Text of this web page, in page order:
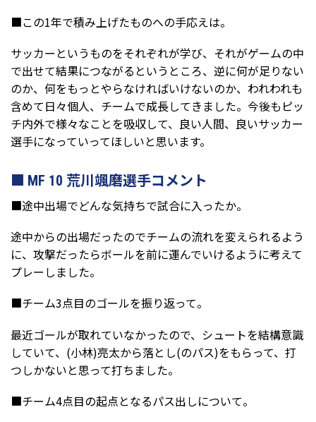
■この1年で積み上げたものへの手応えは。
サッカーというものをそれぞれが学び、それがゲームの中
で出せて結果につながるというところ、逆に何が足りない
のか、何をもっとやらなければいけないのか、われわれも
含めて日々個人、チームで成長してきました。今後もピッ
チ内外で様々なことを吸収して、良い人間、良いサッカー
選手になっていってほしいと思います。
MF 10 荒川颯磨選手コメント
■途中出場でどんな気持ちで試合に入ったか。
途中からの出場だったのでチームの流れを変えられるよう
に、攻撃だったらボールを前に運んでいけるように考えて
プレーしました。
■チーム3点目のゴールを振り返って。
最近ゴールが取れていなかったので、シュートを結構意識
していて、(小林)亮太から落とし(のパス)をもらって、打
つしかないと思って打ちました。
■チーム4点目の起点となるパス出しについて。